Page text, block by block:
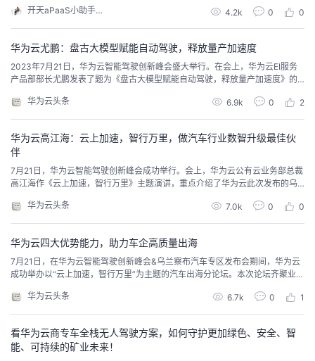
发
者
学
堂
我
的
程
我
认
证
的
实
验
我
的
收
Programs
的
支
持
支
持
声
建
议
区全天候作业，实测比纯油车节能大幅提升。
开天aPaaS小助手Tracy 4.2k 0 0
华为云尤鹏：盘古大模型赋能自动驾驶，释放量产加速度
2023年7月21日，华为云智能驾驶创新峰会盛大举行。在会上，华为云EI服务
产品部部长尤鹏发表了题为《盘古大模型赋能自动驾驶，释放量产加速度》的
代速度慢的挑战，盘古大模型将成为推动自动驾驶量产的一大助力，为中国汽
车产业在电动化与智能化发展方向换道先行。
华为云头条 6.9k 0 2
华为云高江海：云上加速，智行万里，做汽车行业数智升级最佳伙
伴
7月21日，华为云智能驾驶创新峰会成功举行。会上，华为云公有云业务部总裁
高江海作《云上加速，智行万里》主题演讲，重点介绍了华为云此次发布的乌
海还分享了华为云在助力车企实现数智化升级和全球化布局方面的能力。
华为云头条 7.0k 0 0
华为云四大优势能力，助力车企高质量出海
7月21日，在华为云智能驾驶创新峰会&乌兰察布汽车专区发布会期间，华为云
成功举办以“云上加速，智行万里”为主题的汽车出海分论坛。本次论坛齐聚业界
探讨。其中，华为云重点介绍了自身在助推车企出海方面的优势能力，从合规
先行、商业增长、技术赋能和全球运营等四方面，全方位助力车企高质量出
华为云头条 6.7k 0 1
看华为云商专车全栈无人驾驶方案，如何守护更加绿色、安全、智
能、可持续的矿业未来！